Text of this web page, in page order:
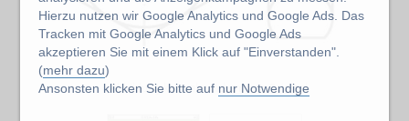
Hierzu nutzen wir Google Analytics und Google Ads. Das
Tracken mit Google Analytics und Google Ads
akzeptieren Sie mit einem Klick auf "Einverstanden".
(mehr dazu)
Ansonsten klicken Sie bitte auf nur Notwendige
Abbildung kann abweichen vom Original